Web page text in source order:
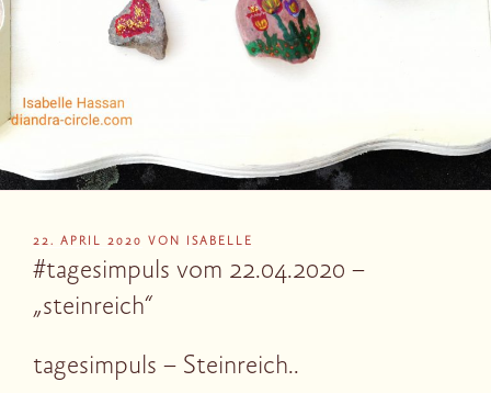
VERÖFFENTLICHT
AM
22. APRIL 2020 VON ISABELLE
#tagesimpuls vom 22.04.2020 –
„steinreich“
tagesimpuls – Steinreich..